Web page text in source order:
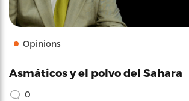
Opinions
Asmáticos y el polvo del Sahara
0